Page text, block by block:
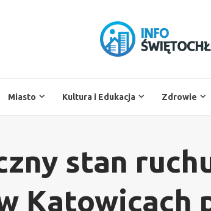
Miasto Kultura i Edukacja Zdrowie
stan
Katowicach